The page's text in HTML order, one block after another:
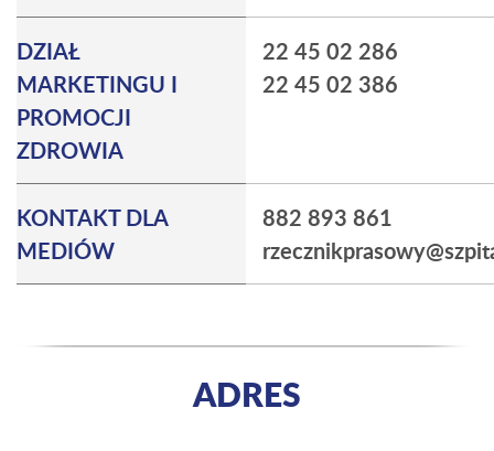
DZIAŁ
MARKETINGU I
PROMOCJI
ZDROWIA
22 45 02 286
22 45 02 386
KONTAKT DLA
MEDIÓW
882 893 861
ADRES